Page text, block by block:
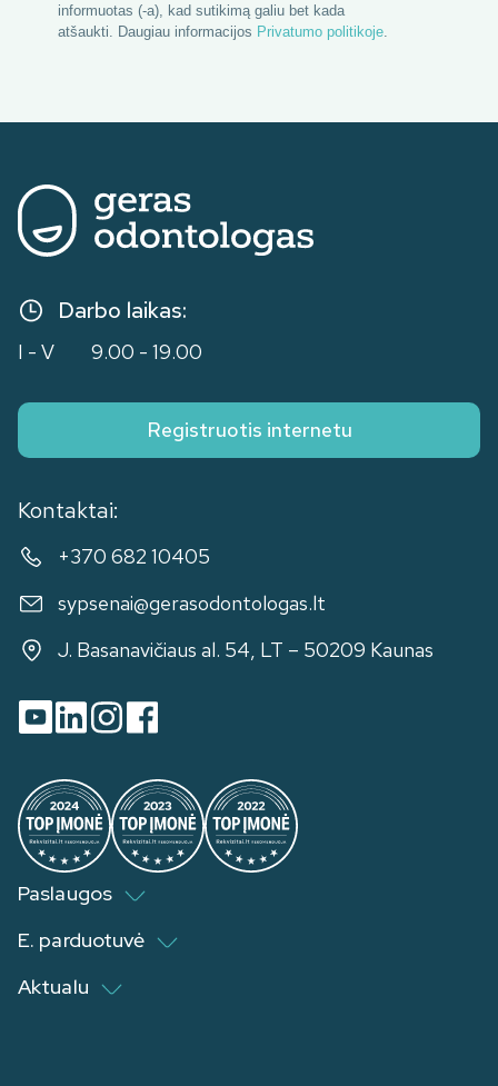
informuotas (-a), kad sutikimą galiu bet kada
atšaukti.
Daugiau informacijos Privatumo politikoje
Darbo laikas:
I - V 9.00 - 19.00
Registruotis internetu
Kontaktai:
+370 682 10405
sypsenai@gerasodontologas.lt
J. Basanavičiaus al. 54, LT – 50209 Kaunas
Paslaugos
E. parduotuvė
Aktualu